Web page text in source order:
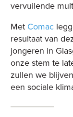
vervuilende
Met Comac
resultaat van
jongeren in
onze stem te
zullen we
een sociale